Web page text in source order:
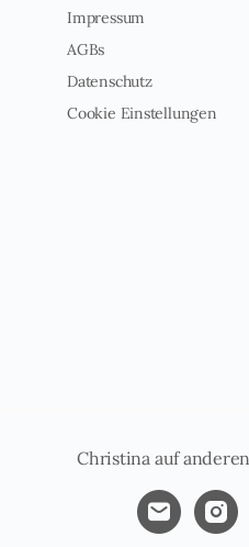
Impressum
AGBs
Datenschutz
Cookie Einstellungen
Christina auf